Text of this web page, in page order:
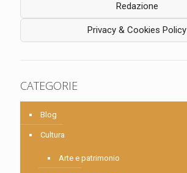
Redazione
Privacy & Cookies Policy
CATEGORIE
Blog
Cultura
Arte e patrimonio